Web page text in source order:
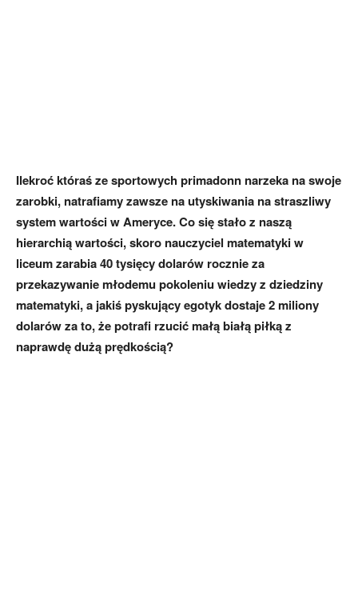
Ilekroć któraś ze sportowych primadonn narzeka na swoje
zarobki, natrafiamy zawsze na utyskiwania na straszliwy
system wartości w Ameryce. Co się stało z naszą
hierarchią wartości, skoro nauczyciel matematyki w
liceum zarabia 40 tysięcy dolarów rocznie za
przekazywanie młodemu pokoleniu wiedzy z dziedziny
matematyki, a jakiś pyskujący egotyk dostaje 2 miliony
dolarów za to, że potrafi rzucić małą białą piłką z
naprawdę dużą prędkością?